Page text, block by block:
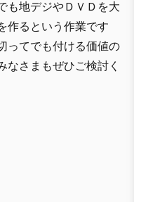
も地デジやＤＶＤを大
作るという作業です
ってでも付ける価値の
なさまもぜひご検討く